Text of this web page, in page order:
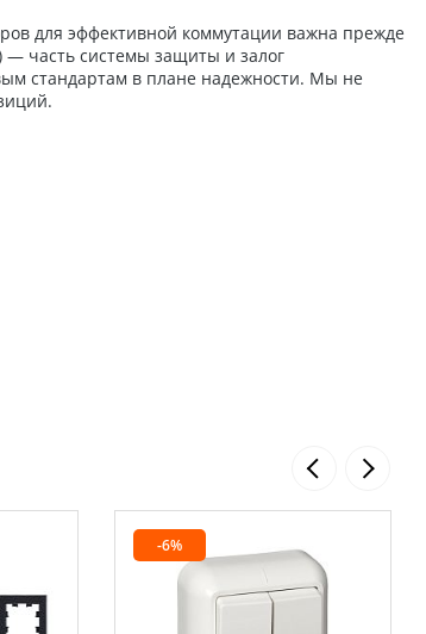
для эффективной коммутации важна прежде
— часть системы защиты и залог
стандартам в плане надежности. Мы не
-6%